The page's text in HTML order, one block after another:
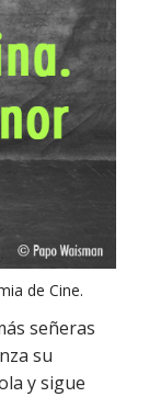
de Cine.
señeras
su
y sigue